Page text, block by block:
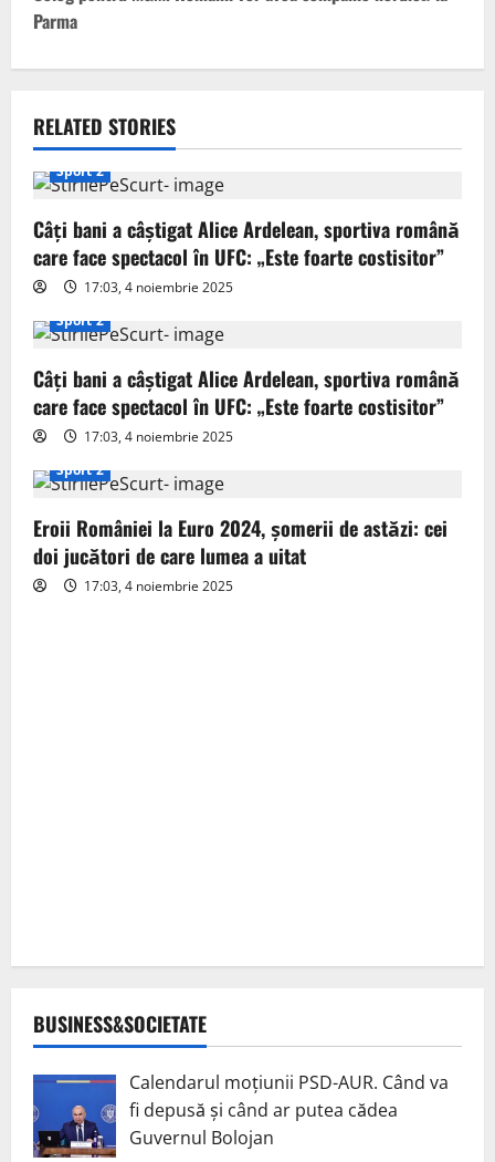
n
v
i
g
a
t
i
o
n
Parma
RELATED STORIES
Sport 2
Câți bani a câștigat Alice Ardelean, sportiva română
care face spectacol în UFC: „Este foarte costisitor”
17:03, 4 noiembrie 2025
Sport 2
Câți bani a câștigat Alice Ardelean, sportiva română
care face spectacol în UFC: „Este foarte costisitor”
17:03, 4 noiembrie 2025
Sport 2
Eroii României la Euro 2024, șomerii de astăzi: cei
doi jucători de care lumea a uitat
17:03, 4 noiembrie 2025
BUSINESS&SOCIETATE
Calendarul moțiunii PSD-AUR. Când va
fi depusă și când ar putea cădea
Guvernul Bolojan